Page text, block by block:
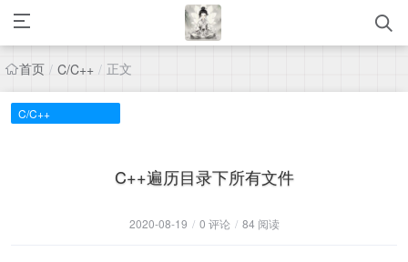
首页 / C/C++ / 正文
C/C++
C++遍历目录下所有文件
2020-08-19 / 0 评论 / 84 阅读